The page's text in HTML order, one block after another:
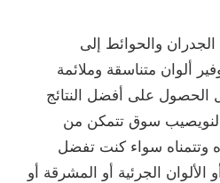
والحوائط إلى
ألوان متناسقة وملائمة
الحصول على أفضل النتائج
النويصيب سوق تتمكن من
وتتمناه سواء كنت تفضل
الألوان الجرئية أو المشرقة أو